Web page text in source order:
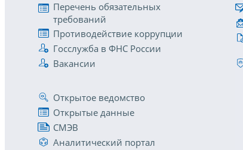
Перечень обязательных
требований
Противодействие коррупции
Госслужба в ФНС России
Вакансии
Открытое ведомство
Открытые данные
СМЭВ
Аналитический портал